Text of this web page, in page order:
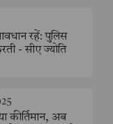
रहें: पुलिस
- सीए ज्योति
कीर्तिमान, अब